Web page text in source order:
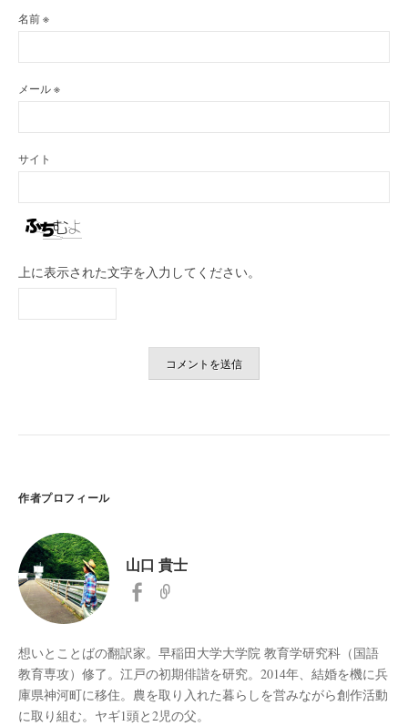
名前※
メール※
サイト
上に表示された文字を入力してください。
作者プロフィール
山口 貴士
想いとことばの翻訳家。早稲田大学大学院 教育学研究科（国語
教育専攻）修了。江戸の初期俳諧を研究。2014年、結婚を機に兵
庫県神河町に移住。農を取り入れた暮らしを営みながら創作活動
に取り組む。ヤギ1頭と2児の父。